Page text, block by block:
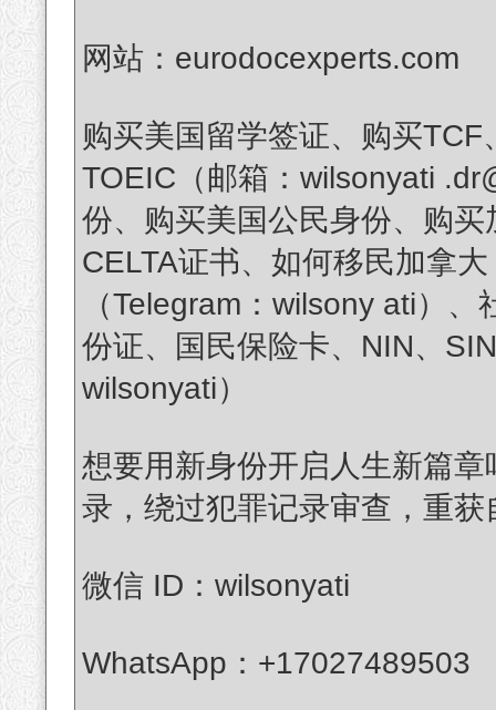
网站：eurodocexperts.com
购买美国留学签证、购买
TOEIC（邮箱：wilsonyati
份、购买美国公民身份、购
CELTA证书、如何移民加拿
（Telegram：wilsony ati）
份证、国民保险卡、NIN、
wilsonyati）
想要用新身份开启人生新篇
录，绕过犯罪记录审查，重
微信 ID：wilsonyati
WhatsApp：+17027489503